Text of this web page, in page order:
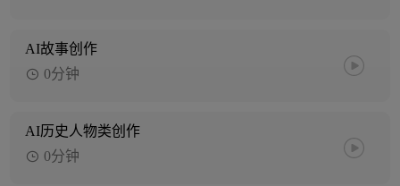
AI故事创作
0分钟
AI历史人物类创作
0分钟